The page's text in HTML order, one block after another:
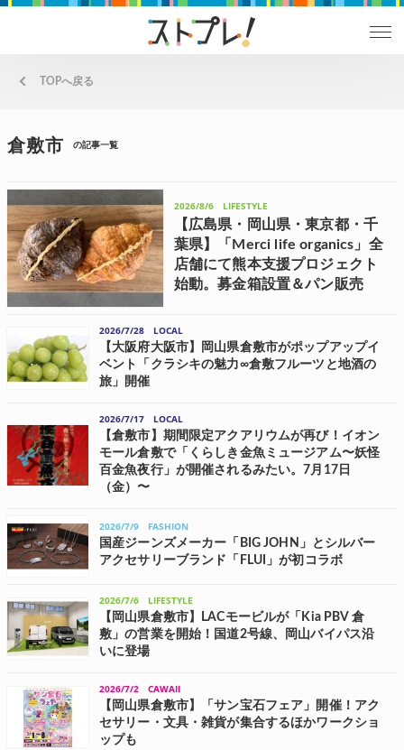
TOPへ戻る
倉敷市 の記事一覧
2026/8/6 LIFESTYLE
【広島県・岡山県・東京都・千
葉県】「Merci life organics」全
店舗にて熊本支援プロジェクト
始動。募金箱設置＆パン販売
および被災地の産業・経済維持を目的として、8月
5...
2026/7/28
LOCAL
【大阪府大阪市】岡山県倉敷市がポップアップイ
ベント「クラシキの魅力∞倉敷フルーツと地酒の
旅」開催
8月8日(土)、KITTE大阪で開催される。 倉敷市内全蔵元の夏酒試飲・
販売、地元から届くフレ...
2026/7/17
LOCAL
【倉敷市】期間限定アクアリウムが再び！イオン
モール倉敷で「くらしき金魚ミュージアム〜妖怪
百金魚夜行」が開催されるみたい。7月17日
（金）〜
うです。 「くらしき金魚ミュージアム〜妖怪百金魚夜行（ようかいひ
ゃくきんぎょやこう）〜」は、ア...
2026/7/9
FASHION
国産ジーンズメーカー「BIG JOHN」とシルバー
アクセサリーブランド「FLUI」が初コラボ
アである「BIG JOHN」と、新作コラボレーション商品を共同開発し
た。 こ...
2026/7/6
LIFESTYLE
【岡山県倉敷市】LACモービルが「Kia PBV 倉
敷」の営業を開始！国道2号線、岡山バイパス沿
いに登場
規販売店「Kia PBV 倉敷」の営業を7月1日(水)より開始した。 「K...
2026/7/2
CAWAII
【岡山県倉敷市】「サン宝石フェア」開催！アク
セサリー・文具・雑貨が集合するほかワークショ
ップも